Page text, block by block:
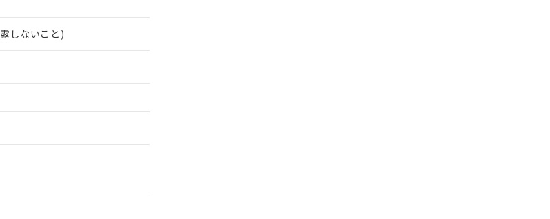
しないこと)
うえご利用ください。
業取扱商品の当社在庫状況および標準価格(税抜)を提供させていただ
質）の非含有の対応状況を調査中または確認中の商品です。
、有害物質有無と関係のない商品です。
していたものが、含有品と判明した場合などやむを得ず変更すること
の基準値を超えていることを示します。
お問い合わせください。
、外国為替および外国貿易法に定める商品（以下｢規制貨物等」とい